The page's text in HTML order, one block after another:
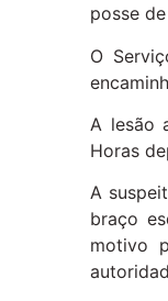
posse
O
A lesão
Horas
A
braço
motivo